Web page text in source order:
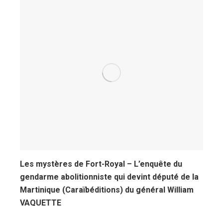
Les mystères de Fort-Royal – L’enquête du
gendarme abolitionniste qui devint député de la
Martinique (Caraïbéditions) du général William
VAQUETTE